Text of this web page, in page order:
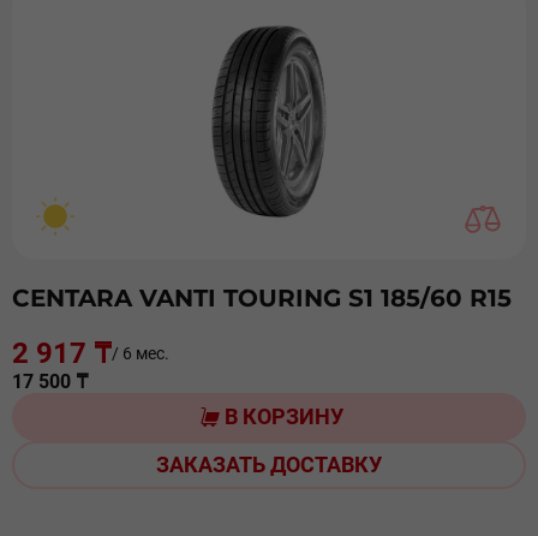
CENTARA VANTI TOURING S1 185/60 R15
2 917 ₸/ 6 мес.
17 500 ₸
В КОРЗИНУ
ЗАКАЗАТЬ ДОСТАВКУ